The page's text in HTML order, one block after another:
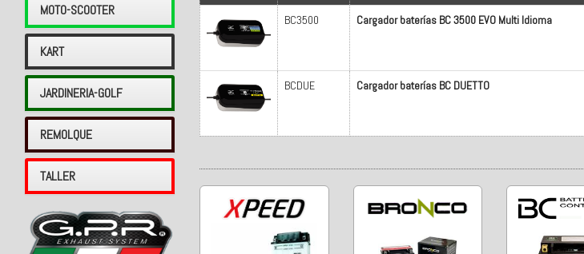
MOTO-SCOOTER
KART
JARDINERIA-GOLF
REMOLQUE
TALLER
BC3500 Cargador baterías BC 3500 EVO Multi Idioma
BCDUE Cargador baterías BC DUETTO